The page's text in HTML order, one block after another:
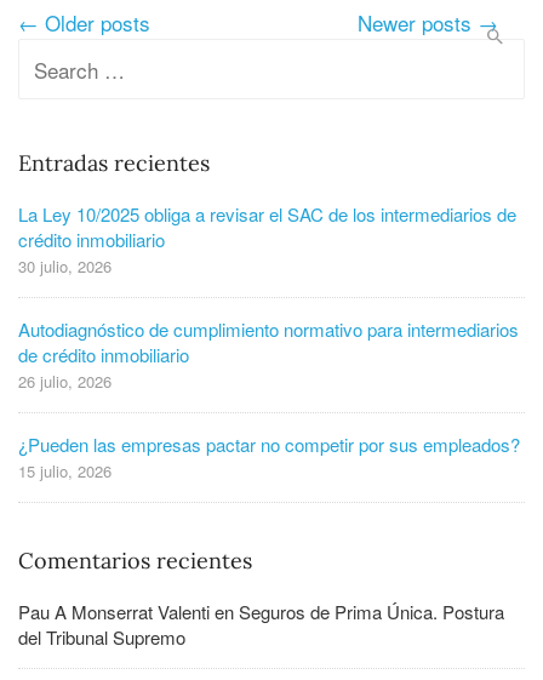
← Older posts Newer posts →
Entradas recientes
La Ley 10/2025 obliga a revisar el SAC de los intermediarios de
crédito inmobiliario
30 julio, 2026
Autodiagnóstico de cumplimiento normativo para intermediarios
de crédito inmobiliario
26 julio, 2026
¿Pueden las empresas pactar no competir por sus empleados?
15 julio, 2026
Comentarios recientes
Pau A Monserrat ValentienSeguros de Prima Única. Postura
del Tribunal Supremo